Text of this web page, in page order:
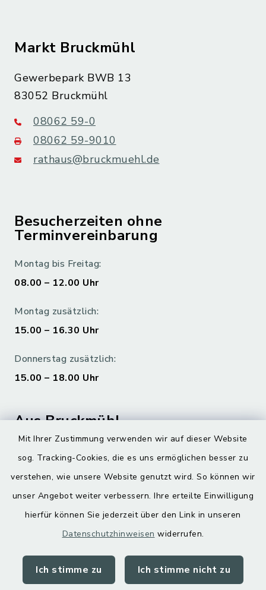
Mit Ihrer Zustimmung verwenden wir auf dieser Website
sog. Tracking-Cookies, die es uns ermöglichen besser zu
verstehen, wie unsere Website genutzt wird. So können wir
unser Angebot weiter verbessern. Ihre erteilte Einwilligung
hierfür können Sie jederzeit über den Link in unseren
Datenschutzhinweisen widerrufen.
Ich stimme zu Ich stimme nicht zu
Markt Bruckmühl
Gewerbepark BWB 13
83052 Bruckmühl
08062 59-0
08062 59-9010
rathaus@bruckmuehl.de
Besucherzeiten ohne
Terminvereinbarung
Montag bis Freitag:
08.00 – 12.00 Uhr
Montag zusätzlich:
15.00 – 16.30 Uhr
Donnerstag zusätzlich:
15.00 – 18.00 Uhr
Aus Bruckmühl
Digitaler Ortsplan
Kontakt